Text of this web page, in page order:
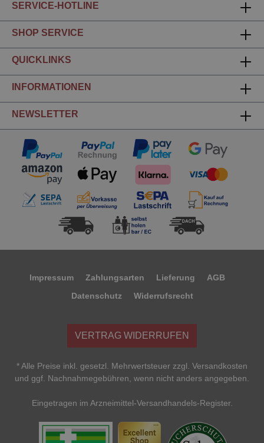
SERVICE-HOTLINE
SHOP SERVICE
QUICKLINKS
INFORMATIONEN
NEWSLETTER
Impressum Zahlungsarten Lieferung
AGB
Datenschutz
Widerrufsrecht
VERTRAG WIDERRUFEN
* Alle Preise inkl. gesetzl. Mehrwertsteuer zzgl. Versandkosten
und ggf. Nachnahmegebühren, wenn nicht anders angegeben.
Eingetragen im Arzneimittel-Versandhandels-Register.